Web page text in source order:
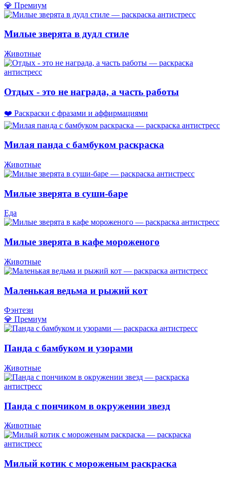
💎 Премиум
Милые зверята в дудл стиле
Животные
Отдых - это не награда, а часть работы
❤️ Раскраски с фразами и аффирмациями
Милая панда с бамбуком раскраска
Животные
Милые зверята в суши-баре
Еда
Милые зверята в кафе мороженого
Животные
Маленькая ведьма и рыжий кот
Фэнтези
💎 Премиум
Панда с бамбуком и узорами
Животные
Панда с пончиком в окружении звезд
Животные
Милый котик с мороженым раскраска